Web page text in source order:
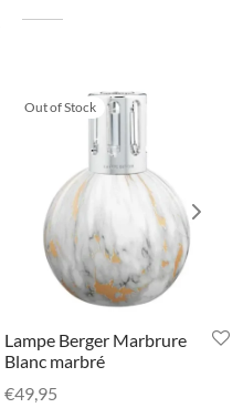
Out of Stock
Lampe Berger Marbrure
Blanc marbré
€49,95